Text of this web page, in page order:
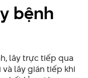
bệnh
lây trực tiếp qua
lây gián tiếp khi